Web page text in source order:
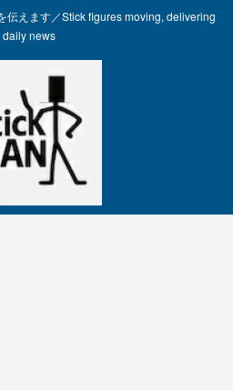
伝えます／Stick figures moving, delivering
daily news